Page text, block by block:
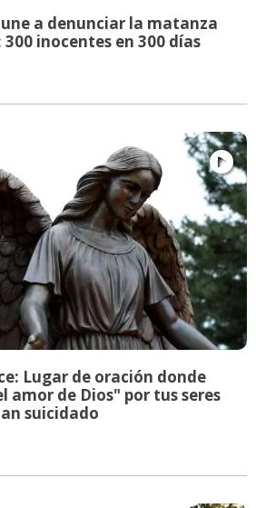
une a denunciar la matanza
300 inocentes en 300 días
Lugar de oración donde
amor de Dios" por tus seres
suicidado